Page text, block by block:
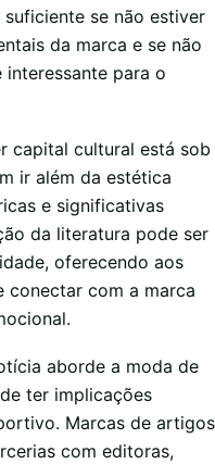
se não estiver
da marca e se não
para o
capital cultural está sob
ir além da estética
e significativas
da literatura pode ser
oferecendo aos
conectar com a marca
aborde a moda de
ter implicações
Marcas de artigos
com editoras,